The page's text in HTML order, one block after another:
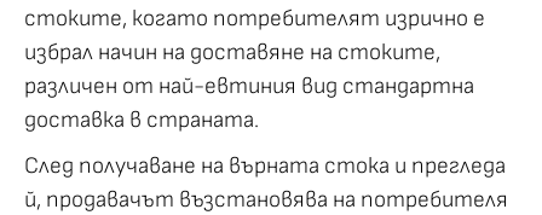
стоките, когато потребителят изрично е
избрал начин на доставяне на стоките,
различен от най-евтиния вид стандартна
доставка в страната.
След получаване на върната стока и прегледа
й, продавачът възстановява на потребителя